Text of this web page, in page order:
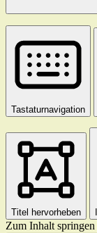
Tastaturnavigation
Titel hervorheben
Zum Inhalt springen